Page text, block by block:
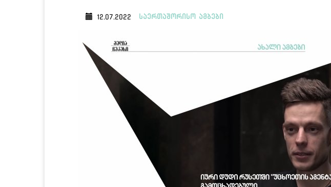
12.07.2022 საერთაშორისო ამბები